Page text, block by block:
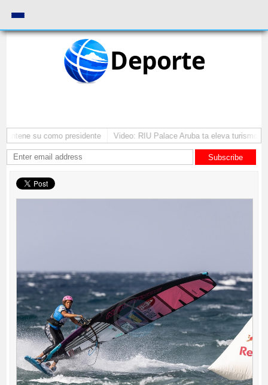
Deporte
su como presidente Video: RIU Palace Aruba ta eleva turismo
Subscribe